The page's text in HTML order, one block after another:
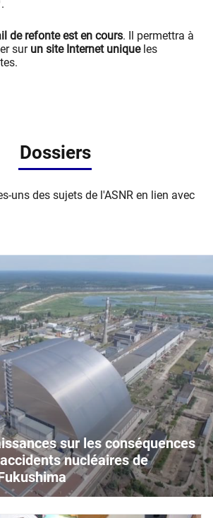
.
de refonte est en cours. Il permettra à
sur un site Internet uniqueles
Dossiers
uns des sujets de l'ASNR en lien avec
sur les conséquences
nucléaires de